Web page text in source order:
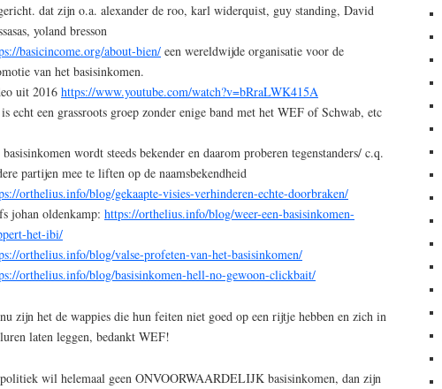
dat zijn o.a. alexander de roo, karl widerquist, guy standing, David
yoland bresson
basicincome.org/about-bien/ een wereldwijde organisatie voor de
van het basisinkomen.
uit 2016 https://www.youtube.com/watch?v=bRraLWK415A
echt een grassroots groep zonder enige band met het WEF of Schwab, etc
basisinkomen wordt steeds bekender en daarom proberen tegenstanders/ c.q.
partijen mee te liften op de naamsbekendheid
orthelius.info/blog/gekaapte-visies-verhinderen-echte-doorbraken/
johan oldenkamp: https://orthelius.info/blog/weer-een-basisinkomen-
het-ibi/
orthelius.info/blog/valse-profeten-van-het-basisinkomen/
orthelius.info/blog/basisinkomen-hell-no-gewoon-clickbait/
zijn het de wappies die hun feiten niet goed op een rijtje hebben en zich in
laten leggen, bedankt WEF!
wil helemaal geen ONVOORWAARDELIJK basisinkomen, dan zijn